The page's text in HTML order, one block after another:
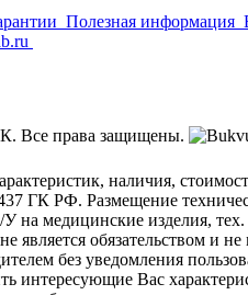
Полезная информация
Все права защищены.
наличия,
ГК РФ. Размещение
на медицинские изделия,
является обязательством
без уведомления
интересующие Вас